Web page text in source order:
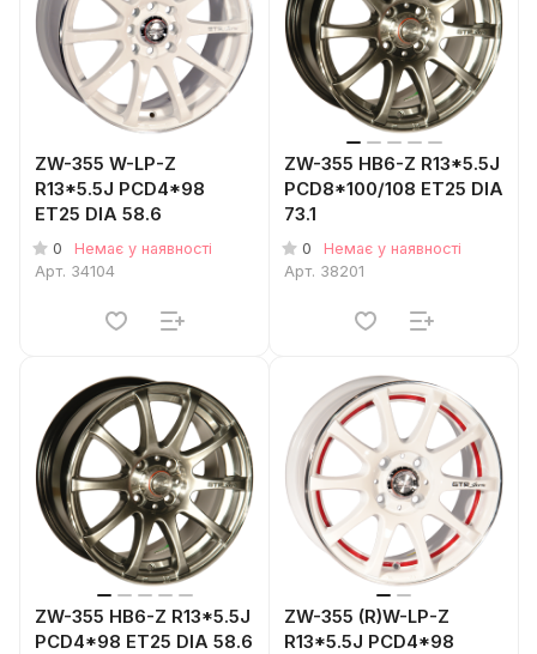
ZW-355 W-LP-Z
R13*5.5J PCD4*98
ET25 DIA 58.6
0
Немає у наявності
Арт. 34104
ZW-355 HB6-Z R13*5.5J
PCD8*100/108 ET25 DIA
73.1
0
Немає у наявності
Арт. 38201
ZW-355 HB6-Z R13*5.5J
PCD4*98 ET25 DIA 58.6
ZW-355 (R)W-LP-Z
R13*5.5J PCD4*98